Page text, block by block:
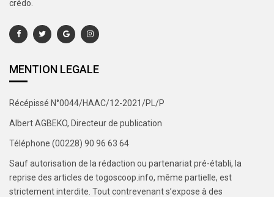
crédo.
MENTION LEGALE
Récépissé N°0044/HAAC/12-2021/PL/P
Albert AGBEKO, Directeur de publication
Téléphone (00228) 90 96 63 64
Sauf autorisation de la rédaction ou partenariat pré-établi, la
reprise des articles de togoscoop.info, même partielle, est
strictement interdite. Tout contrevenant s’expose à des